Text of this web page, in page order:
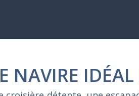
NAVIRE